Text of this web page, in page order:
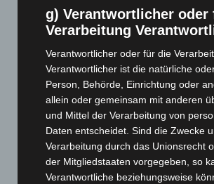
Juni 2026 (139)
Mai 2026(99)
April 2026(99)
März 2026(115)
Februar 2026(109)
Januar 2026(122)
Dezember 2025(103)
November 2025(114)
Oktober 2025(112)
g) Verantwortlicher oder
Verarbeitung
Verantwortlicher oder für die
Verantwortlicher ist die natürliche
Person, Behörde, Einrichtung oder
allein oder gemeinsam mit anderen
und Mittel der Verarbeitung von
Daten entscheidet. Sind die Zwecke
Verarbeitung durch das Unionsrecht
der Mitgliedstaaten vorgegeben, so
Verantwortliche beziehungsweise